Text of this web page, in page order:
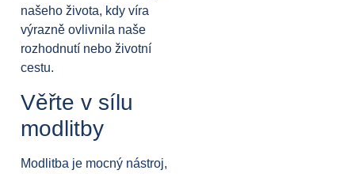
našeho života, kdy víra
výrazně ovlivnila naše
rozhodnutí nebo životní
cestu.
Věřte v sílu
modlitby
Modlitba je mocný nástroj,